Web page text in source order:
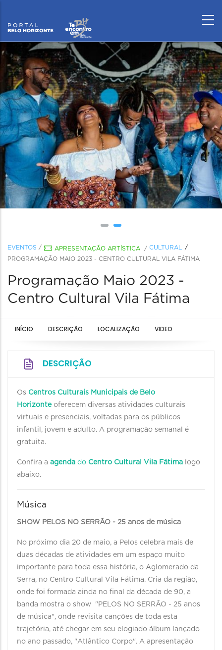
EVENTOS / APRESENTAÇÃO ARTÍSTICA / CULTURAL
PROGRAMAÇÃO MAIO 2023 - CENTRO CULTURAL VILA FÁTIMA
Programação Maio 2023 -
Centro Cultural Vila Fátima
INÍCIO DESCRIÇÃO LOCALIZAÇÃO VIDEO
DESCRIÇÃO
Os Centros Culturais Municipais de Belo
Horizonteoferecem diversas atividades culturais
virtuais e presenciais, voltadas para os públicos
infantil, jovem e adulto. A programação semanal é
gratuita.
Confira a agenda do Centro Cultural Vila Fátima logo
abaixo.
Música
SHOW PELOS NO SERRÃO - 25 anos de música
No próximo dia 20 de maio, a Pelos celebra mais de
duas décadas de atividades em um espaço muito
importante para toda essa história, o Aglomerado da
Serra, no Centro Cultural Vila Fátima. Cria da região,
onde foi formada ainda no final da década de 90, a
banda mostra o show "PELOS NO SERRÃO - 25 anos
de música", onde revisita canções de toda esta
trajetória, até chegar em seu elogiado álbum lançado
no ano passado, "Atlântico Corpo". A apresentação